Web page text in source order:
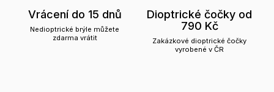
Vrácení do 15 dnů
Nedioptrické brýle můžete
zdarma vrátit
Dioptrické čočky od
790 Kč
Zakázkové dioptrické čočky
vyrobené v ČR